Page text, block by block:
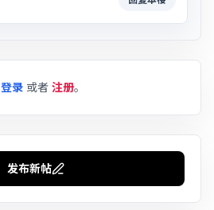
登录 或者 注册。
发布新帖